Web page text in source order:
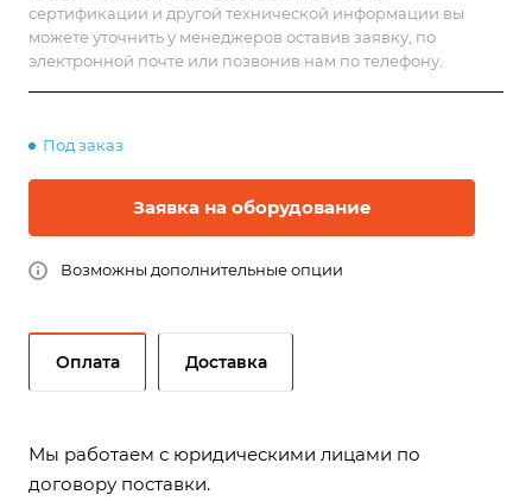
сертификации и другой технической информации вы
можете уточнить у менеджеров оставив заявку, по
электронной почте или позвонив нам по телефону.
Под заказ
Заявка на оборудование
Возможны дополнительные опции
Оплата Доставка
Мы работаем с юридическими лицами по
договору поставки.